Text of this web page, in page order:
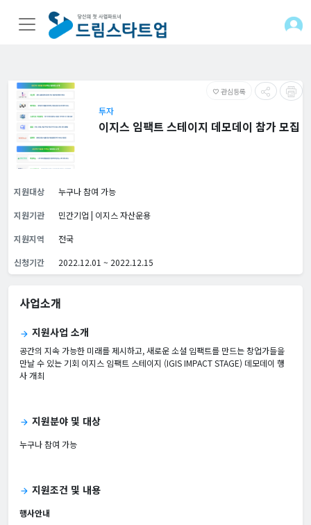
favorite_border 관심등록
투자
이지스 임팩트 스테이지 데모데이 참가 모집
지원대상
누구나 참여 가능
지원기관
민간기업 | 이지스 자산운용
지원지역
전국
신청기간
2022.12.01 ~ 2022.12.15
사업소개
arrow_forward 지원사업 소개
공간의 지속 가능한 미래를 제시하고, 새로운 소셜 임팩트를 만드는 창업가들을
만날 수 있는 기회 이지스 임팩트 스테이지 (IGIS IMPACT STAGE) 데모데이 행
사 개최
arrow_forward 지원분야 및 대상
누구나 참여 가능
arrow_forward 지원조건 및 내용
행사안내